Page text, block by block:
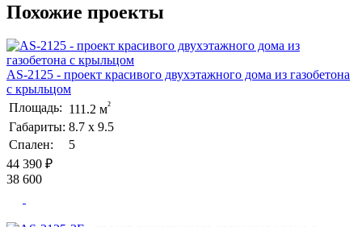
Похожие проекты
AS-2125 - проект красивого двухэтажного дома из газобетона
с крыльцом
Площадь: 111.2 м²
Габариты: 8.7 х 9.5
Спален:
5
44 390 ₽
38 600